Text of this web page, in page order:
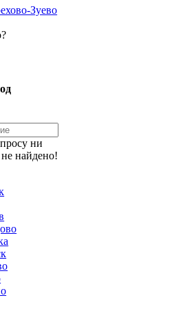
Зуево
ни
найдено!